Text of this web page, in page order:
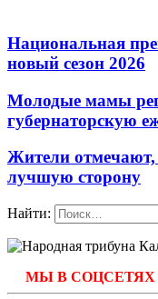
Национальная
новый сезон 2026
Молодые мамы
губернаторскую
Жители отмечают,
лучшую сторону
Найти:
МЫ В СОЦСЕТЯХ